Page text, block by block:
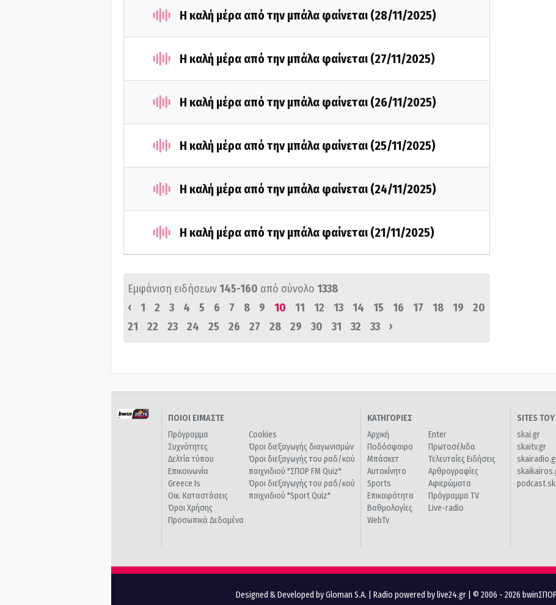
Η καλή μέρα από την μπάλα φαίνεται (28/11/2025)
Η καλή μέρα από την μπάλα φαίνεται (27/11/2025)
Η καλή μέρα από την μπάλα φαίνεται (26/11/2025)
Η καλή μέρα από την μπάλα φαίνεται (25/11/2025)
Η καλή μέρα από την μπάλα φαίνεται (24/11/2025)
Η καλή μέρα από την μπάλα φαίνεται (21/11/2025)
Εμφάνιση ειδήσεων145-160 από σύνολο 1338
‹
1 2 3 4 5 6 7 8 9 10 11 12 13 14 15 16 17 18 19
20
21
22 23 24 25 26 27 28 29 30 31 32 33 ›
ΠΟΙΟΙ ΕΙΜΑΣΤΕ
Πρόγραμμα
Συχνότητες
Δελτία τύπου
Επικοινωνία
Greece Is
Οικ. Καταστάσεις
Όροι Χρήσης
Προσωπικά Δεδομένα
Cookies
Όροι διεξαγωγής διαγωνισμών
Όροι διεξαγωγής του ραδ/κού
παιχνιδιού "ΣΠΟΡ FM Quiz"
Όροι διεξαγωγής του ραδ/κού
παιχνιδιού "Sport Quiz"
ΚΑΤΗΓΟΡΙΕΣ
Αρχική
Ποδόσφαιρο
Μπάσκετ
Αυτοκίνητο
Sports
Επικαιρότητα
Βαθμολογίες
WebTv
Enter
Πρωτοσέλιδα
Τελευταίες Ειδήσεις
Αρθρογραφίες
Αφιερώματα
Πρόγραμμα TV
Live-radio
SITES
skai.gr
skaitv.gr
Designed & Developed by Gloman S.A. Radio powered by live24.gr | © 2006 - 2026